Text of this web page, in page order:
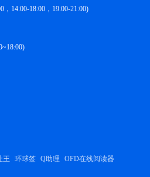
14:00-18:00，19:00-21:00)
王 环球签 Q助理
OFD在线阅读器